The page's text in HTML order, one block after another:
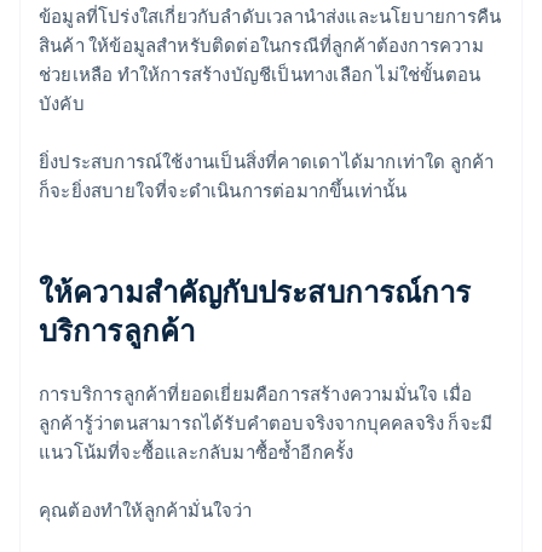
ข้อมูลที่โปร่งใสเกี่ยวกับลำดับเวลานำส่งและนโยบายการคืน
สินค้า ให้ข้อมูลสำหรับติดต่อในกรณีที่ลูกค้าต้องการความ
ช่วยเหลือ ทำให้การสร้างบัญชีเป็นทางเลือก ไม่ใช่ขั้นตอน
บังคับ
ยิ่งประสบการณ์ใช้งานเป็นสิ่งที่คาดเดาได้มากเท่าใด ลูกค้า
ก็จะยิ่งสบายใจที่จะดำเนินการต่อมากขึ้นเท่านั้น
ให้ความสำคัญกับประสบการณ์การ
บริการลูกค้า
การบริการลูกค้าที่ยอดเยี่ยมคือการสร้างความมั่นใจ เมื่อ
ลูกค้ารู้ว่าตนสามารถได้รับคำตอบจริงจากบุคคลจริง ก็จะมี
แนวโน้มที่จะซื้อและกลับมาซื้อซ้ำอีกครั้ง
คุณต้องทำให้ลูกค้ามั่นใจว่า